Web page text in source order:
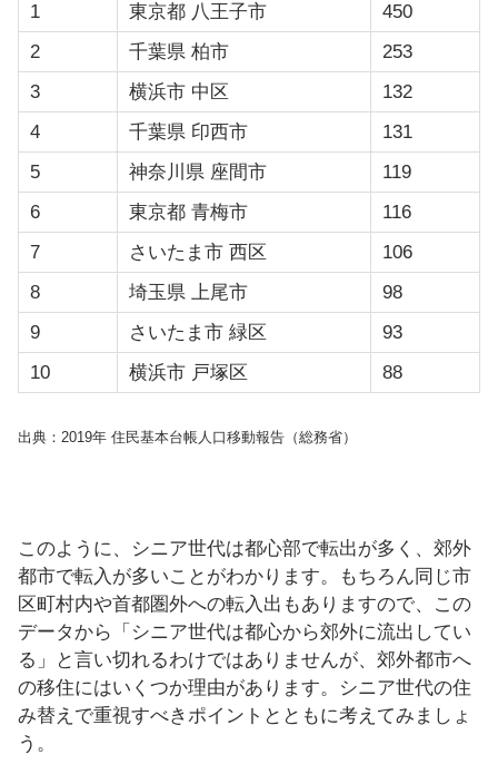
1 東京都 八王子市
450
2
千葉県 柏市
253
3
横浜市 中区
132
4
千葉県 印西市
131
5
神奈川県 座間市
119
6
東京都 青梅市
116
7
さいたま市 西区
106
8
埼玉県 上尾市
98
9
さいたま市 緑区
93
10
横浜市 戸塚区 88
出典：2019年 住民基本台帳人口移動報告（総務省）
このように、シニア世代は都心部で転出が多く、郊外
都市で転入が多いことがわかります。もちろん同じ市
区町村内や首都圏外への転入出もありますので、この
データから「シニア世代は都心から郊外に流出してい
る」と言い切れるわけではありませんが、郊外都市へ
の移住にはいくつか理由があります。シニア世代の住
み替えで重視すべきポイントとともに考えてみましょ
う。